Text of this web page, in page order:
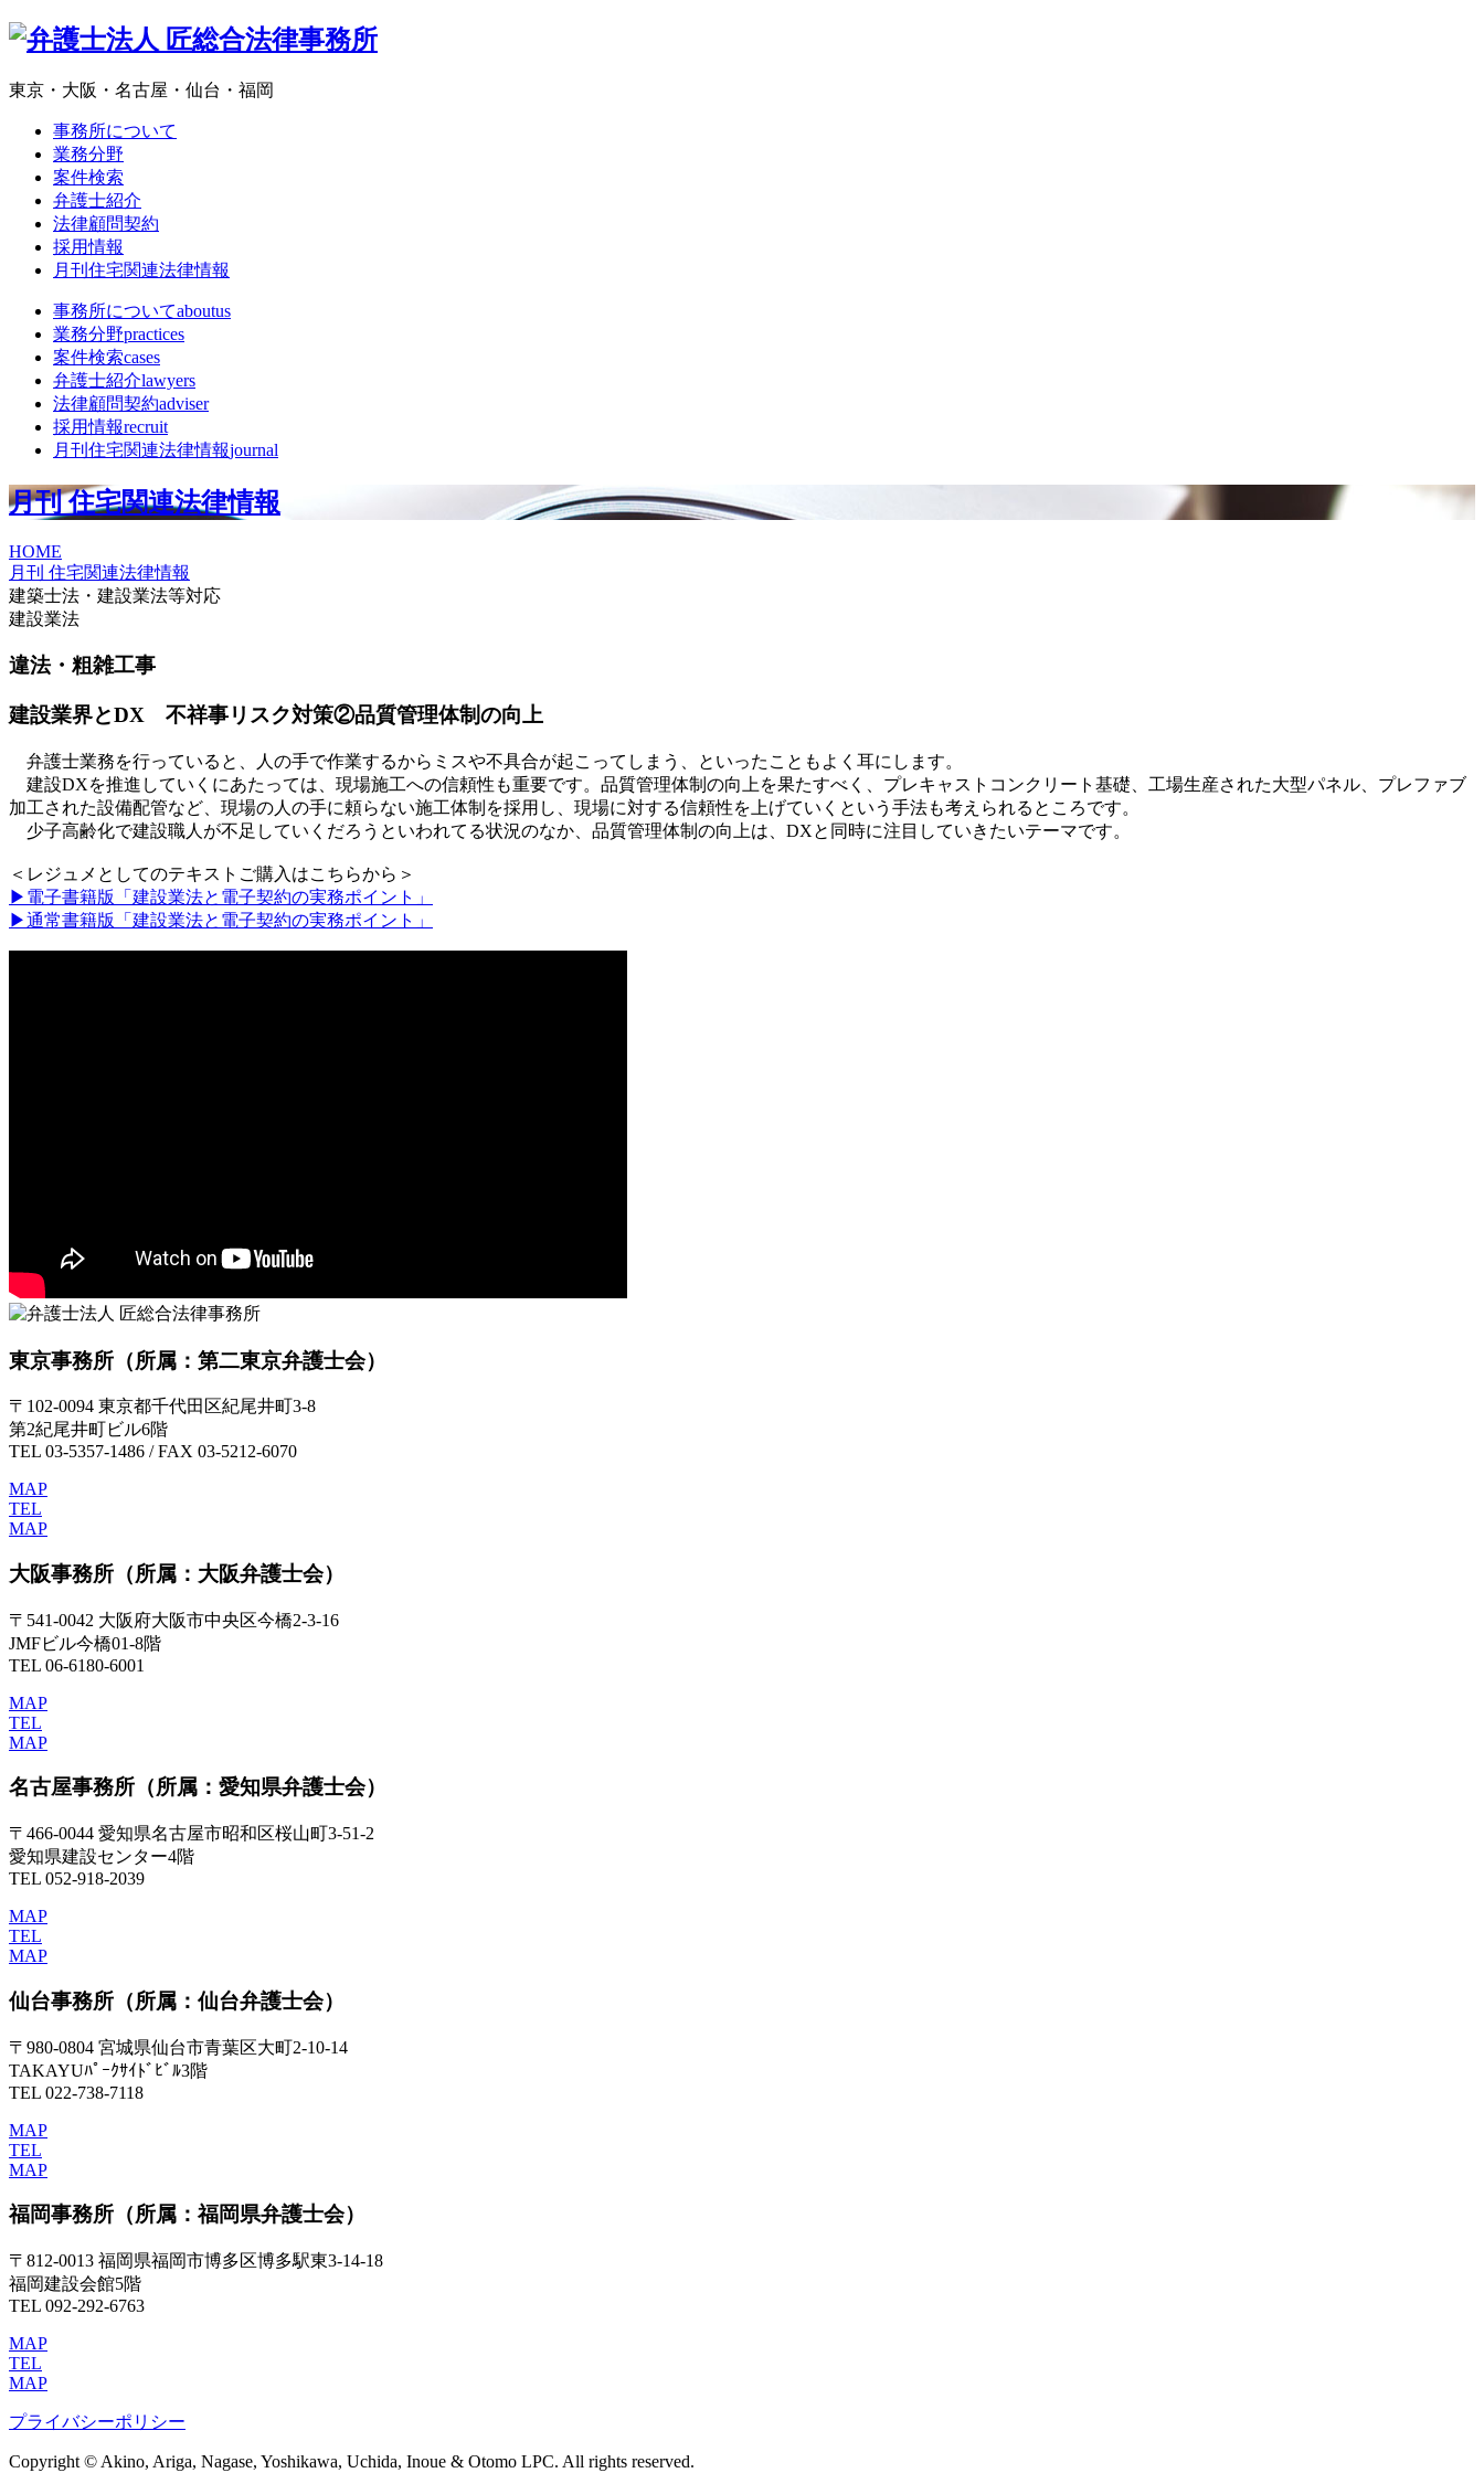
東京・大阪・名古屋・仙台・福岡
事務所について
業務分野
案件検索
弁護士紹介
法律顧問契約
採用情報
月刊住宅関連法律情報
事務所についてaboutus
業務分野practices
案件検索cases
弁護士紹介lawyers
法律顧問契約adviser
採用情報recruit
月刊住宅関連法律情報journal
月刊 住宅関連法律情報
HOME
月刊 住宅関連法律情報
建築士法・建設業法等対応
建設業法
違法・粗雑工事
建設業界とDX 不祥事リスク対策②品質管理体制の向上
弁護士業務を行っていると、人の手で作業するからミスや不具合が起こってしまう、といったこともよく耳にします。
建設DXを推進していくにあたっては、現場施工への信頼性も重要です。品質管理体制の向上を果たすべく、プレキャストコンクリート基礎、工場生産された大型パネル、プレファブ
加工された設備配管など、現場の人の手に頼らない施工体制を採用し、現場に対する信頼性を上げていくという手法も考えられるところです。
少子高齢化で建設職人が不足していくだろうといわれてる状況のなか、品質管理体制の向上は、DXと同時に注目していきたいテーマです。
＜レジュメとしてのテキストご購入はこちらから＞
▶電子書籍版「建設業法と電子契約の実務ポイント」
▶通常書籍版「建設業法と電子契約の実務ポイント」
東京事務所 （所属：第二東京弁護士会）
〒102-0094 東京都千代田区紀尾井町3-8
第2紀尾井町ビル6階
TEL 03-5357-1486 / FAX 03-5212-6070
MAP
TEL
MAP
大阪事務所 （所属：大阪弁護士会）
〒541-0042 大阪府大阪市中央区今橋2-3-16
JMFビル今橋01-8階
TEL 06-6180-6001
MAP
TEL
MAP
名古屋事務所 （所属：愛知県弁護士会）
〒466-0044 愛知県名古屋市昭和区桜山町3-51-2
愛知県建設センター4階
TEL 052-918-2039
MAP
TEL
MAP
仙台事務所 （所属：仙台弁護士会）
〒980-0804 宮城県仙台市青葉区大町2-10-14
TAKAYUﾊﾟｰｸｻｲﾄﾞﾋﾞﾙ3階
TEL 022-738-7118
MAP
TEL
MAP
福岡事務所 （所属：福岡県弁護士会）
〒812-0013 福岡県福岡市博多区博多駅東3-14-18
福岡建設会館5階
TEL 092-292-6763
MAP
TEL
MAP
プライバシーポリシー
Copyright © Akino, Ariga, Nagase, Yoshikawa, Uchida, Inoue & Otomo LPC. All rights reserved.